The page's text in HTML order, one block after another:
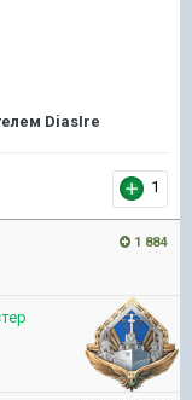
DiasIre
1
1 884